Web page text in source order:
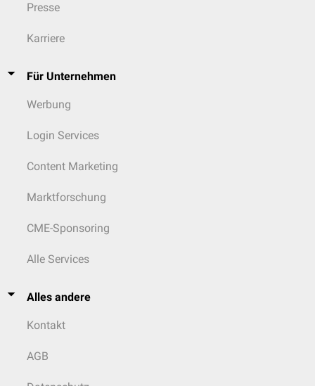
Presse
Karriere
Für Unternehmen
Werbung
Login Services
Content Marketing
Marktforschung
CME-Sponsoring
Alle Services
Alles andere
Kontakt
AGB